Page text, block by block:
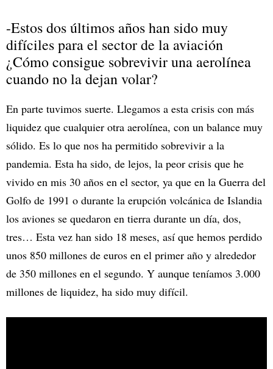
-Estos dos últimos años han sido muy
difíciles para el sector de la aviación
¿Cómo consigue sobrevivir una aerolínea
cuando no la dejan volar?
En parte tuvimos suerte. Llegamos a esta crisis con más
liquidez que cualquier otra aerolínea, con un balance muy
sólido. Es lo que nos ha permitido sobrevivir a la
pandemia. Esta ha sido, de lejos, la peor crisis que he
vivido en mis 30 años en el sector, ya que en la Guerra del
Golfo de 1991 o durante la erupción volcánica de Islandia
los aviones se quedaron en tierra durante un día, dos,
tres… Esta vez han sido 18 meses, así que hemos perdido
unos 850 millones de euros en el primer año y alrededor
de 350 millones en el segundo. Y aunque teníamos 3.000
millones de liquidez, ha sido muy difícil.